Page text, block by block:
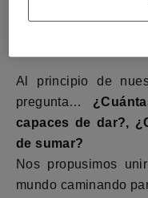
Al principio de
pregunta…
capaces de dar?,
de sumar?
Nos propusimos
mundo caminando